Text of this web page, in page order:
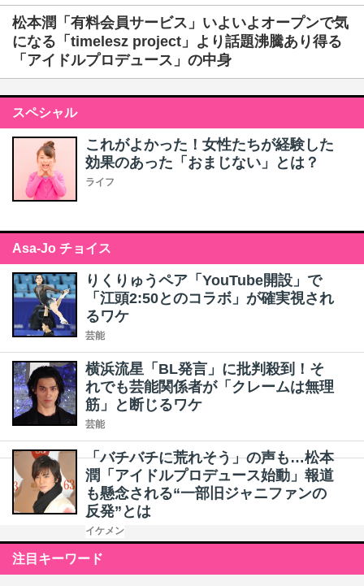
松本潤「有料会員サービス」いよいよオープンで気
になる「timelesz project」より話題沸騰あり得る
「アイドルプロデュース」の中身
スペシャル
これがよかった！女性たちが経験した
効果のあった「おまじない」とは？
ライフ
Asa-Jo チョイス
りくりゅうペア「YouTube開設」で
「江頭2:50とのコラボ」が確実視され
るワケ
芸能
横浜流星「BL発言」に批判殺到！そ
れでも芸能関係者が「クレームは無理
筋」と断じるワケ
芸能
「バチバチに荒れそう」の声も…松本
潤「アイドルプロデュース始動」報道
も懸念される“一部旧ジャニファンの
反発”とは
イケメン
注目キーワード